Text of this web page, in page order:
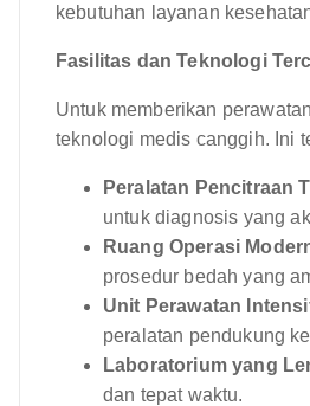
kebutuhan layanan
Fasilitas dan Teknologi
Untuk memberikan
teknologi medis canggih. Ini
Peralatan Pencitraan
untuk diagnosis yang
Ruang Operasi
prosedur bedah yang
Unit Perawatan
peralatan pendukung
Laboratorium yang
dan tepat waktu.